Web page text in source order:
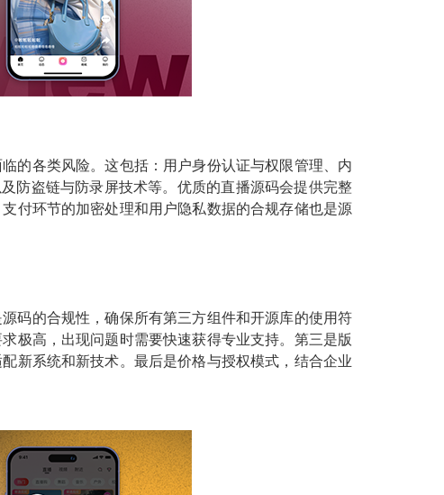
的各类风险。这包括：用户身份认证与权限管理、内
防盗链与防录屏技术等。优质的直播源码会提供完整
付环节的加密处理和用户隐私数据的合规存储也是源
码的合规性，确保所有第三方组件和开源库的使用符
极高，出现问题时需要快速获得专业支持。第三是版
新系统和新技术。最后是价格与授权模式，结合企业